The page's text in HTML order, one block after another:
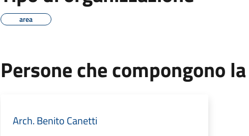
area
Persone che compongono
Arch. Benito Canetti